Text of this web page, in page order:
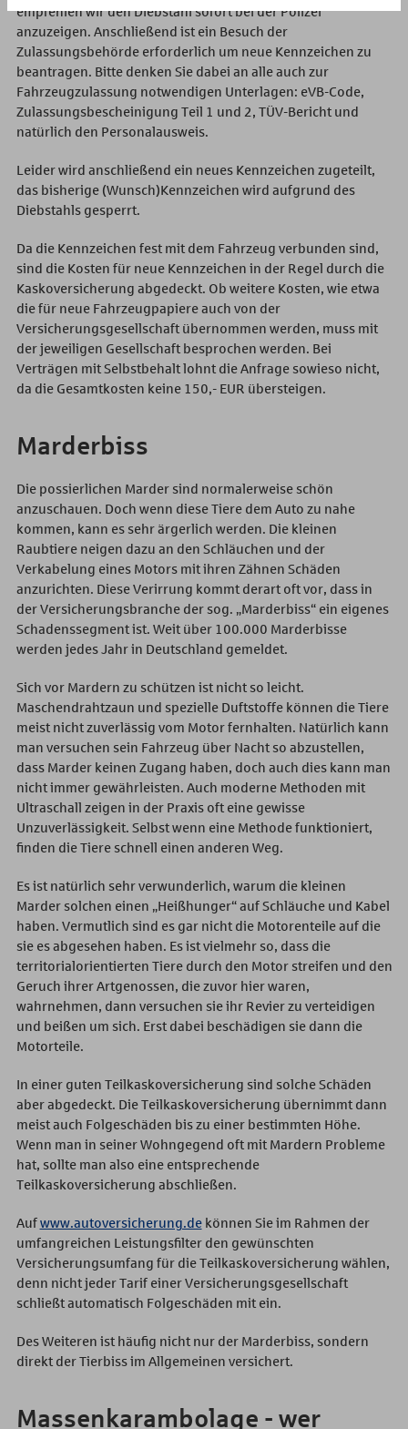
Zukunft widerrufen.
empfehlen wir den Diebstahl sofort bei der Polizei
anzuzeigen. Anschließend ist ein Besuch der
Zulassungsbehörde erforderlich um neue Kennzeichen zu
beantragen. Bitte denken Sie dabei an alle auch zur
Fahrzeugzulassung notwendigen Unterlagen: eVB-Code,
Zulassungsbescheinigung Teil 1 und 2, TÜV-Bericht und
natürlich den Personalausweis.
Leider wird anschließend ein neues Kennzeichen zugeteilt,
das bisherige (Wunsch)Kennzeichen wird aufgrund des
Diebstahls gesperrt.
Da die Kennzeichen fest mit dem Fahrzeug verbunden sind,
sind die Kosten für neue Kennzeichen in der Regel durch die
Kaskoversicherung abgedeckt. Ob weitere Kosten, wie etwa
die für neue Fahrzeugpapiere auch von der
Versicherungsgesellschaft übernommen werden, muss mit
der jeweiligen Gesellschaft besprochen werden. Bei
Verträgen mit Selbstbehalt lohnt die Anfrage sowieso nicht,
da die Gesamtkosten keine 150,- EUR übersteigen.
Marderbiss
Die possierlichen Marder sind normalerweise schön
anzuschauen. Doch wenn diese Tiere dem Auto zu nahe
kommen, kann es sehr ärgerlich werden. Die kleinen
Raubtiere neigen dazu an den Schläuchen und der
Verkabelung eines Motors mit ihren Zähnen Schäden
anzurichten. Diese Verirrung kommt derart oft vor, dass in
der Versicherungsbranche der sog. „Marderbiss“ ein eigenes
Schadenssegment ist. Weit über 100.000 Marderbisse
werden jedes Jahr in Deutschland gemeldet.
Sich vor Mardern zu schützen ist nicht so leicht.
Maschendrahtzaun und spezielle Duftstoffe können die Tiere
meist nicht zuverlässig vom Motor fernhalten. Natürlich kann
man versuchen sein Fahrzeug über Nacht so abzustellen,
dass Marder keinen Zugang haben, doch auch dies kann man
nicht immer gewährleisten. Auch moderne Methoden mit
Ultraschall zeigen in der Praxis oft eine gewisse
Unzuverlässigkeit. Selbst wenn eine Methode funktioniert,
finden die Tiere schnell einen anderen Weg.
Es ist natürlich sehr verwunderlich, warum die kleinen
Marder solchen einen „Heißhunger“ auf Schläuche und Kabel
haben. Vermutlich sind es gar nicht die Motorenteile auf die
sie es abgesehen haben. Es ist vielmehr so, dass die
territorialorientierten Tiere durch den Motor streifen und den
Geruch ihrer Artgenossen, die zuvor hier waren,
wahrnehmen, dann versuchen sie ihr Revier zu verteidigen
und beißen um sich. Erst dabei beschädigen sie dann die
Motorteile.
In einer guten Teilkaskoversicherung sind solche Schäden
aber abgedeckt. Die Teilkaskoversicherung übernimmt dann
meist auch Folgeschäden bis zu einer bestimmten Höhe.
Wenn man in seiner Wohngegend oft mit Mardern Probleme
hat, sollte man also eine entsprechende
Teilkaskoversicherung abschließen.
Aufwww.autoversicherung.dekönnen Sie im Rahmen der
umfangreichen Leistungsfilter den gewünschten
Versicherungsumfang für die Teilkaskoversicherung wählen,
denn nicht jeder Tarif einer Versicherungsgesellschaft
schließt automatisch Folgeschäden mit ein.
Des Weiteren ist häufig nicht nur der Marderbiss, sondern
direkt der Tierbiss im Allgemeinen versichert.
Massenkarambolage - wer